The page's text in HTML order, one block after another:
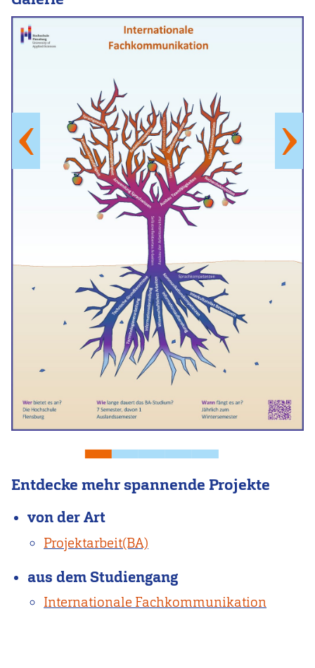
Entdecke mehr spannende Projekte
von der Art
Projektarbeit(BA)
aus dem Studiengang
Internationale Fachkommunikation